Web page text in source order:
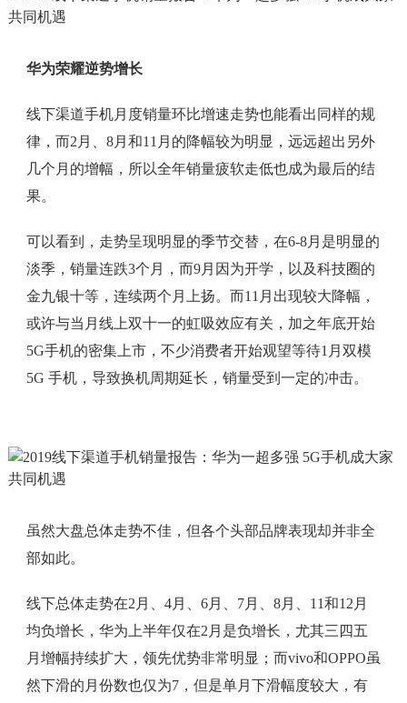
华为荣耀逆势增长
线下渠道手机月度销量环比增速走势也能看出同样的规
律，而2月、8月和11月的降幅较为明显，远远超出另外
几个月的增幅，所以全年销量疲软走低也成为最后的结
果。
可以看到，走势呈现明显的季节交替，在6-8月是明显的
淡季，销量连跌3个月，而9月因为开学，以及科技圈的
金九银十等，连续两个月上扬。而11月出现较大降幅，
或许与当月线上双十一的虹吸效应有关，加之年底开始
5G手机的密集上市，不少消费者开始观望等待1月双模
5G 手机，导致换机周期延长，销量受到一定的冲击。
虽然大盘总体走势不佳，但各个头部品牌表现却并非全
部如此。
线下总体走势在2月、4月、6月、7月、8月、11和12月
均负增长，华为上半年仅在2月是负增长，尤其三四五
月增幅持续扩大，领先优势非常明显；而vivo和OPPO虽
然下滑的月份数也仅为7，但是单月下滑幅度较大，有